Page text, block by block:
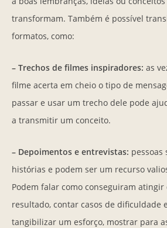
transformam. Também é possível
formatos, como:
– Trechos de filmes inspiradores: as
filme acerta em cheio o tipo de
passar e usar um trecho dele pode
a transmitir um conceito.
– Depoimentos e entrevistas: pessoas
histórias e podem ser um recurso
Podem falar como conseguiram
resultado, contar casos de dificuldade
tangibilizar um esforço, mostrar para